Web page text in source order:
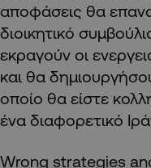
αποφάσεις θα
διοικητικό
εκραγούν οι
και θα
οποίο θα είστε
ένα διαφορετικό
Wrong strategies